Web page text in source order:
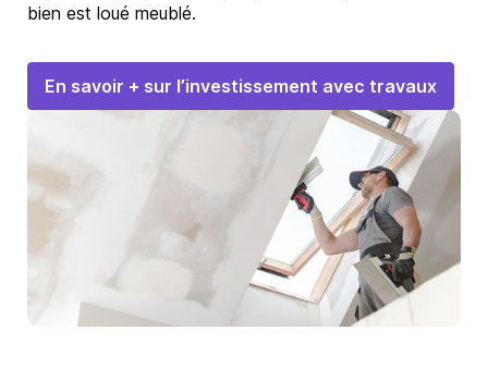
bien est loué meublé.
En savoir + sur l’investissement avec travaux